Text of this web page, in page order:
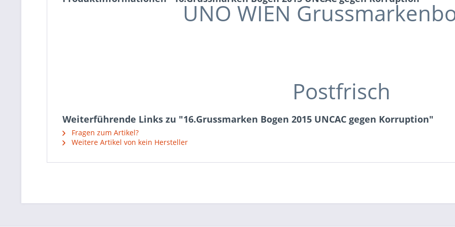
UNO WIEN
Postfrisch
Weiterführende Links zu "16.Grussmarken Bogen 2015 UNCAC gegen Korruption"
Fragen zum Artikel?
Weitere Artikel von kein Hersteller